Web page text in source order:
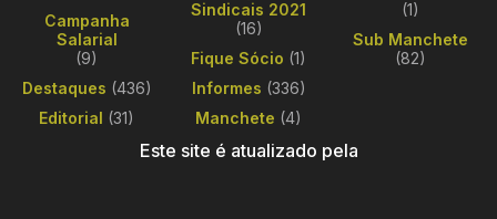
Campanha
Salarial
(9)
Destaques (436)
Editorial (31)
Sindicais 2021
(16)
Fique Sócio (1)
Informes (336)
Manchete (4)
(1)
Sub Manchete
(82)
Este site é atualizado pela